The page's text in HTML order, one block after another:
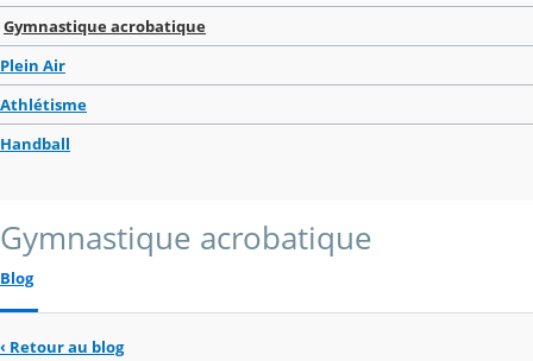
Gymnastique acrobatique
Plein Air
Athlétisme
Handball
Gymnastique acrobatique
Blog
‹ Retour au blog